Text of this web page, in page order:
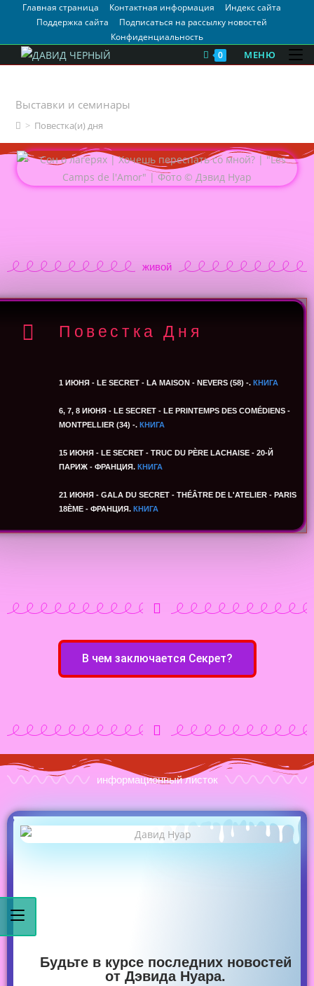
Главная страница Контактная информация
Индекс сайта
Поддержка сайта
Подписаться на рассылку новостей
Конфиденциальность
0
МЕНЮ
Выставки и семинары
> Повестка(и) дня
живой
Повестка Дня
1 ИЮНЯ - LE SECRET - LA MAISON - NEVERS (58) -. КНИГА
6, 7, 8 ИЮНЯ - LE SECRET - LE PRINTEMPS DES COMÉDIENS -
MONTPELLIER (34) -. КНИГА
15 ИЮНЯ - LE SECRET - TRUC DU PÈRE LACHAISE - 20-Й
ПАРИЖ - ФРАНЦИЯ. КНИГА
21 ИЮНЯ - GALA DU SECRET - THÉÂTRE DE L'ATELIER - PARIS
18ÈME - ФРАНЦИЯ. КНИГА
В чем заключается Секрет?
информационный листок
Будьте в курсе последних новостей
от Дэвида Нуара.